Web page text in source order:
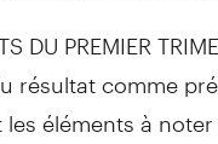
DU PREMIER
résultat comme
éléments à